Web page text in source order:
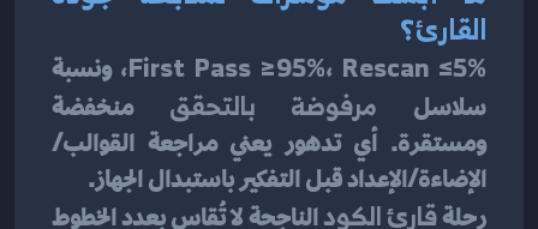
القارئ؟
First Pass ≥95%، Rescan ≤5%
سلاسل مرفوضة بالتحقق
ومستقرة. أي تدهور يعني مراجعة القوالب/
الإضاءة/الإعداد قبل التفكير باستبدال الجهاز.
رحلة قارئ الكود